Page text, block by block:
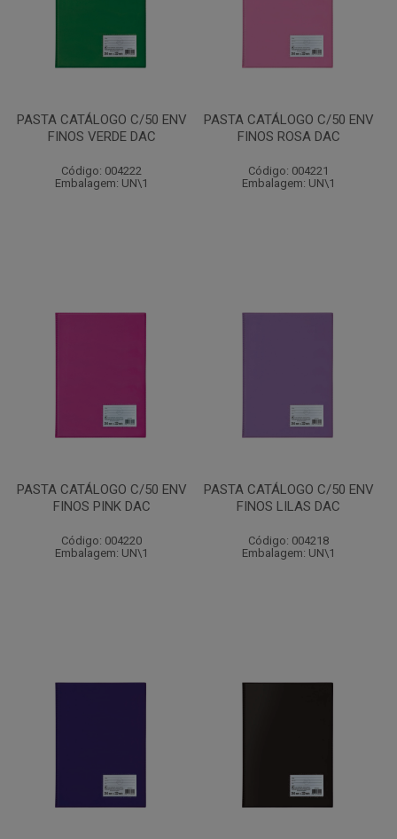
PASTA CATÁLOGO C/50 ENV
FINOS VERDE DAC
Código: 004222
Embalagem: UN\1
PASTA CATÁLOGO C/50 ENV
FINOS ROSA DAC
Código: 004221
Embalagem: UN\1
PASTA CATÁLOGO C/50 ENV
FINOS PINK DAC
Código: 004220
Embalagem: UN\1
PASTA CATÁLOGO C/50 ENV
FINOS LILAS DAC
Código: 004218
Embalagem: UN\1